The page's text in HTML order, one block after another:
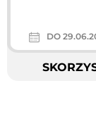
DO